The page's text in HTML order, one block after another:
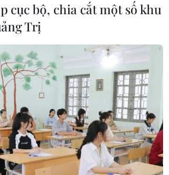
cục bộ, chia cắt một số khu
Trị